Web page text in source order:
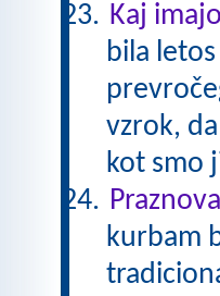
Kaj
bila
vzrok,
kot smo
kurbam